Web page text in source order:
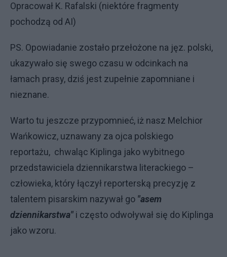
Opracował K. Rafalski (niektóre fragmenty
pochodzą od AI)
PS. Opowiadanie zostało przełożone na jęz. polski,
ukazywało się swego czasu w odcinkach na
łamach prasy, dziś jest zupełnie zapomniane i
nieznane.
Warto tu jeszcze przypomnieć, iż nasz Melchior
Wańkowicz, uznawany za ojca polskiego
reportażu, chwaląc Kiplinga jako wybitnego
przedstawiciela dziennikarstwa literackiego –
człowieka, który łączył reporterską precyzję z
talentem pisarskim nazywał go "asem
dziennikarstwa" i często odwoływał się do Kiplinga
jako wzoru.